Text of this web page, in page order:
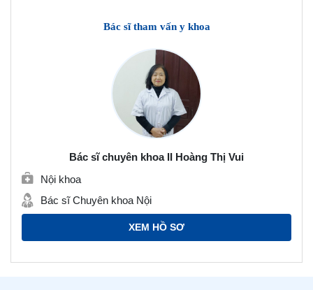
Bác sĩ tham vấn y khoa
Bác sĩ chuyên khoa II Hoàng Thị Vui
Nội khoa
Bác sĩ Chuyên khoa Nội
XEM HỒ SƠ